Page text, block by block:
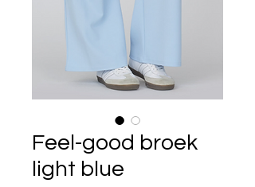
Feel-good broek
light blue